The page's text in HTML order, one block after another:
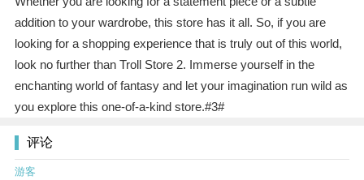
addition to your wardrobe, this store has it all. So, if you are
looking for a shopping experience that is truly out of this world,
look no further than Troll Store 2. Immerse yourself in the
enchanting world of fantasy and let your imagination run wild as
you explore this one-of-a-kind store.#3#
评论
游客